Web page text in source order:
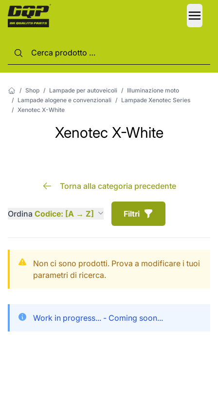
/ Shop / Lampade per autoveicoli / Illuminazione moto
/ Lampade alogene e convenzionali / Lampade Xenotec Series
/ Xenotec X-White
Xenotec X-White
Torna alla categoria precedente
Ordina Codice: [A → Z] Filtri
Non ci sono prodotti. Prova a modificare i tuoi
parametri di ricerca.
Work in progress... - Coming soon...